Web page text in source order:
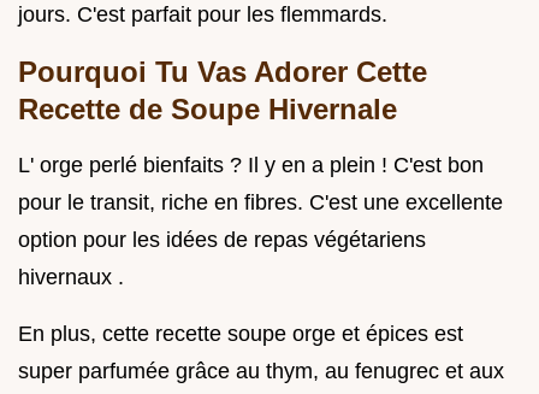
jours. C'est parfait pour les flemmards.
Pourquoi Tu Vas Adorer Cette
Recette de Soupe Hivernale
L' orge perlé bienfaits ? Il y en a plein ! C'est bon
pour le transit, riche en fibres. C'est une excellente
option pour les idées de repas végétariens
hivernaux .
En plus, cette recette soupe orge et épices est
super parfumée grâce au thym, au fenugrec et aux